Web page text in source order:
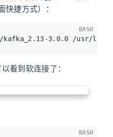
捷方式）：
3.0.0 /usr/
BASH
看到软连接了：
BASH